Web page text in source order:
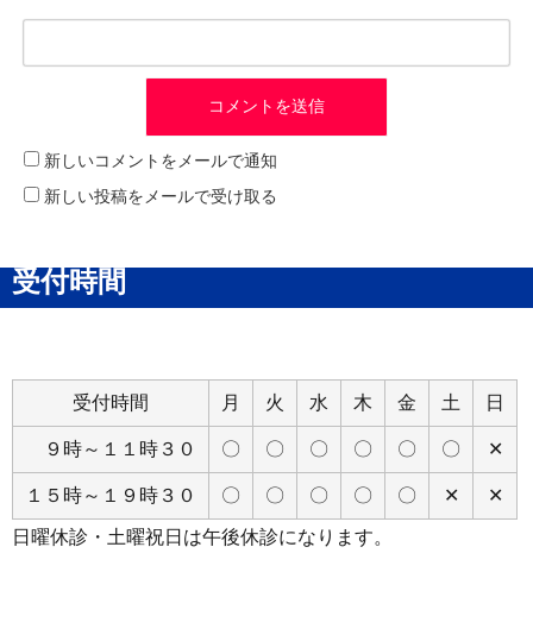
新しいコメントをメールで通知
新しい投稿をメールで受け取る
受付時間
受付時間 月 火 水 木 金 土 日
９時～１１時３０ 〇 〇 〇 〇 〇 〇 ✕
１５時～１９時３０ 〇 〇 〇 〇 〇 ✕ ✕
日曜休診・土曜祝日は午後休診になります。